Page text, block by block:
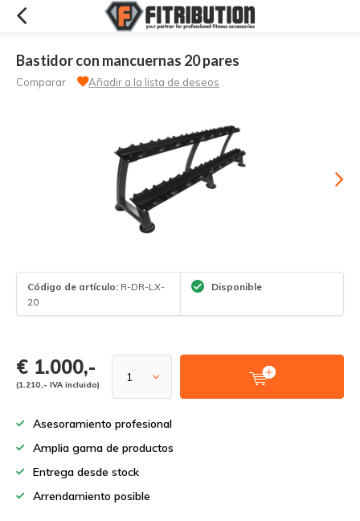
Bastidor con mancuernas 20 pares
Comparar Añadir a la lista de deseos
Código de artículo: R-DR-LX-
20
Disponible
€ 1.000,-
(1.210,- IVA incluido)
Asesoramiento profesional
Amplia gama de productos
Entrega desde stock
Arrendamiento posible